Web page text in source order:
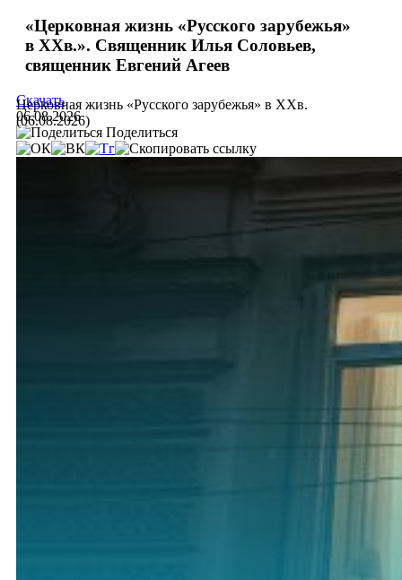
«Церковная жизнь «Русского зарубежья»
в ХХв.». Священник Илья Соловьев,
священник Евгений Агеев
Церковная жизнь «Русского зарубежья» в ХХв.
(06.08.2026)
Скачать
06.08.2026
Поделиться